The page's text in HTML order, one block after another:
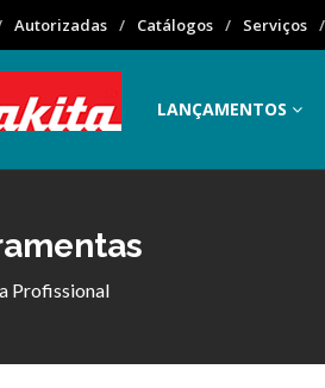
Autorizadas Catálogos Serviços
LANÇAMENTOS
Profissional